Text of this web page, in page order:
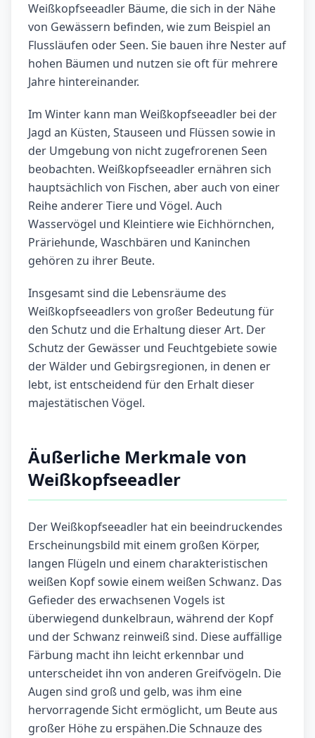
Weißkopfseeadler Bäume, die sich in der Nähe
von Gewässern befinden, wie zum Beispiel an
Flussläufen oder Seen. Sie bauen ihre Nester auf
hohen Bäumen und nutzen sie oft für mehrere
Jahre hintereinander.
Im Winter kann man Weißkopfseeadler bei der
Jagd an Küsten, Stauseen und Flüssen sowie in
der Umgebung von nicht zugefrorenen Seen
beobachten. Weißkopfseeadler ernähren sich
hauptsächlich von Fischen, aber auch von einer
Reihe anderer Tiere und Vögel. Auch
Wasservögel und Kleintiere wie Eichhörnchen,
Präriehunde, Waschbären und Kaninchen
gehören zu ihrer Beute.
Insgesamt sind die Lebensräume des
Weißkopfseeadlers von großer Bedeutung für
den Schutz und die Erhaltung dieser Art. Der
Schutz der Gewässer und Feuchtgebiete sowie
der Wälder und Gebirgsregionen, in denen er
lebt, ist entscheidend für den Erhalt dieser
majestätischen Vögel.
Äußerliche Merkmale von
Weißkopfseeadler
Der Weißkopfseeadler hat ein beeindruckendes
Erscheinungsbild mit einem großen Körper,
langen Flügeln und einem charakteristischen
weißen Kopf sowie einem weißen Schwanz. Das
Gefieder des erwachsenen Vogels ist
überwiegend dunkelbraun, während der Kopf
und der Schwanz reinweiß sind. Diese auffällige
Färbung macht ihn leicht erkennbar und
unterscheidet ihn von anderen Greifvögeln. Die
Augen sind groß und gelb, was ihm eine
hervorragende Sicht ermöglicht, um Beute aus
großer Höhe zu erspähen.Die Schnauze des